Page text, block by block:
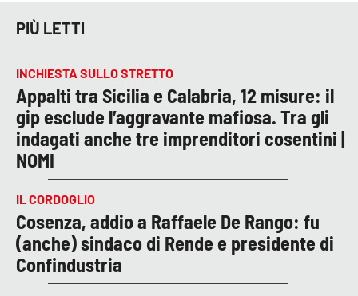
PIÙ LETTI
INCHIESTA SULLO STRETTO
Appalti tra Sicilia e Calabria, 12 misure: il
gip esclude l’aggravante mafiosa. Tra gli
indagati anche tre imprenditori cosentini |
NOMI
IL CORDOGLIO
Cosenza, addio a Raffaele De Rango: fu
(anche) sindaco di Rende e presidente di
Confindustria